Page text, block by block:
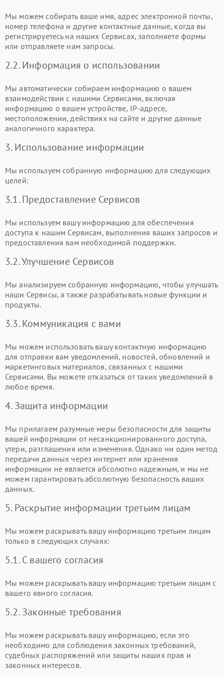
Мы можем собирать ваше имя, адрес электронной почты,
номер телефона и другие контактные данные, когда вы
регистрируетесь на наших Сервисах, заполняете формы
или отправляете нам запросы.
2.2. Информация о использовании
Мы автоматически собираем информацию о вашем
взаимодействии с нашими Сервисами, включая
информацию о вашем устройстве, IP-адресе,
местоположении, действиях на сайте и другие данные
аналогичного характера.
3. Использование информации
Мы используем собранную информацию для следующих
целей:
3.1. Предоставление Сервисов
Мы используем вашу информацию для обеспечения
доступа к нашим Сервисам, выполнения ваших запросов и
предоставления вам необходимой поддержки.
3.2. Улучшение Сервисов
Мы анализируем собранную информацию, чтобы улучшать
наши Сервисы, а также разрабатывать новые функции и
продукты.
3.3. Коммуникация с вами
Мы можем использовать вашу контактную информацию
для отправки вам уведомлений, новостей, обновлений и
маркетинговых материалов, связанных с нашими
Сервисами. Вы можете отказаться от таких уведомлений в
любое время.
4. Защита информации
Мы прилагаем разумные меры безопасности для защиты
вашей информации от несанкционированного доступа,
утери, разглашения или изменения. Однако ни один метод
передачи данных через интернет или хранения
информации не является абсолютно надежным, и мы не
можем гарантировать абсолютную безопасность ваших
данных.
5. Раскрытие информации третьим лицам
Мы можем раскрывать вашу информацию третьим лицам
только в следующих случаях:
5.1. С вашего согласия
Мы можем раскрывать вашу информацию третьим лицам с
вашего явного согласия.
5.2. Законные требования
Мы можем раскрывать вашу информацию, если это
необходимо для соблюдения законных требований,
судебных распоряжений или защиты наших прав и
законных интересов.